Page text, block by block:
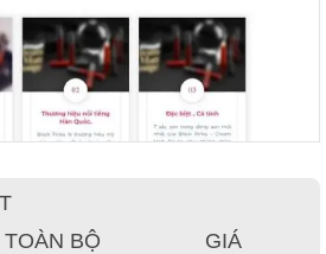
BỘ
GIÁ